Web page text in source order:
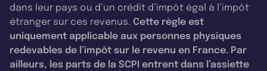
dans leur pays ou d’un crédit d’impôt égal à l’impôt
étranger sur ces revenus. Cette règle est
uniquement applicable aux personnes physiques
redevables de l’impôt sur le revenu en France. Par
ailleurs, les parts de la SCPI entrent dans l’assiette